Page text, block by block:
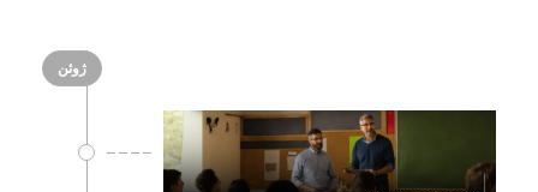
ژوئن